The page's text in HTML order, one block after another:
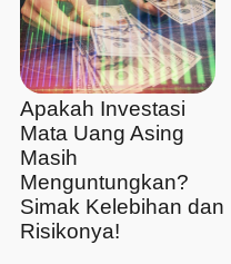
Apakah Investasi
Mata Uang Asing
Masih
Menguntungkan?
Simak Kelebihan dan
Risikonya!